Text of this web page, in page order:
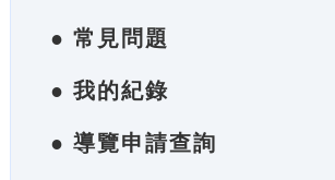
● 常見問題
● 我的紀錄
● 導覽申請查詢